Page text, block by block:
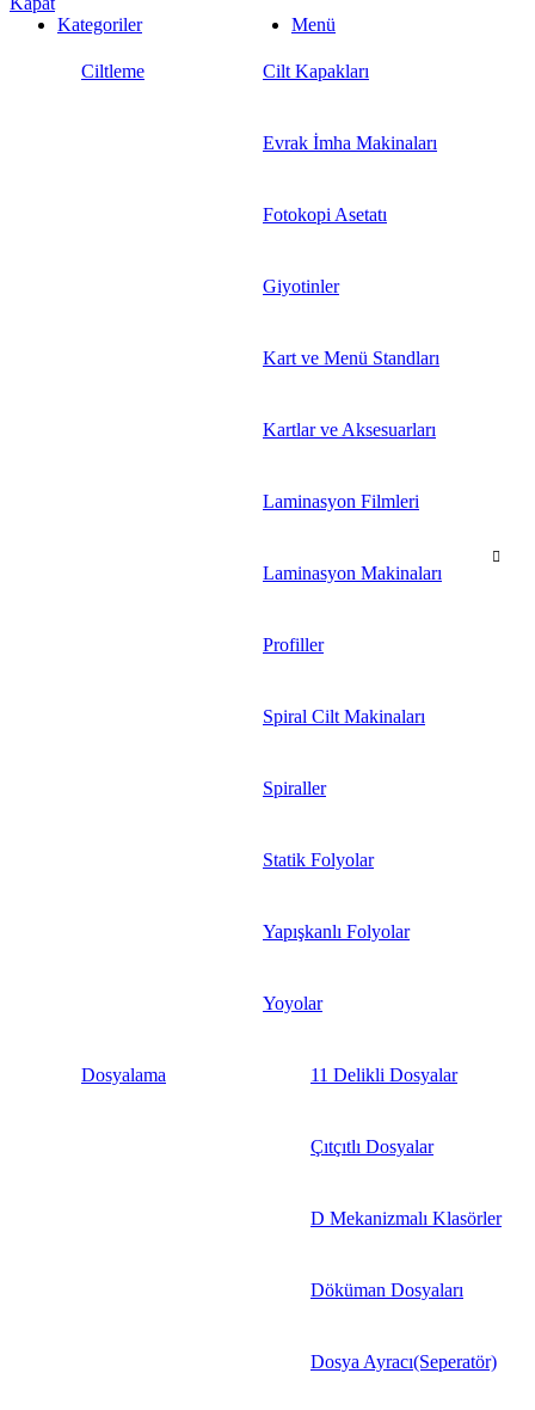
Menü
Kategoriler
Ciltleme Cilt Kapakları
Evrak İmha Makinaları
Fotokopi Asetatı
Giyotinler
Kart ve Menü Standları
Kartlar ve Aksesuarları
Laminasyon Filmleri
Laminasyon Makinaları
Profiller
Spiral Cilt Makinaları
Spiraller
Statik Folyolar
Yapışkanlı Folyolar
Yoyolar
Dosyalama 11 Delikli Dosyalar
Çıtçıtlı Dosyalar
D Mekanizmalı Klasörler
Döküman Dosyaları
Dosya Ayracı(Seperatör)